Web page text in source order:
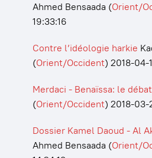
Ahmed Bensaada (Orient/
19:33:16
Contre l’idéologie harkie
(Orient/Occident) 2018-04-
Merdaci - Benaïssa: le débat
(Orient/Occident) 2018-03-
Dossier Kamel Daoud - Al
Ahmed Bensaada (Orient/